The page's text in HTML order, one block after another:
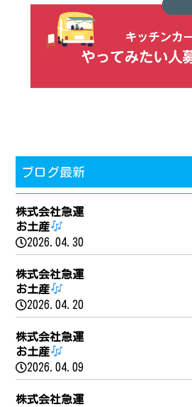
ブログ最新
株式会社急運
お土産
2026.04.30
株式会社急運
お土産
2026.04.20
株式会社急運
お土産
2026.04.09
株式会社急運